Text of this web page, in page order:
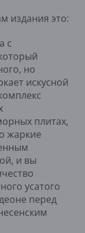
издания это:
с
но
искусной
плитах,
жаркие
и вы
усатого
перед